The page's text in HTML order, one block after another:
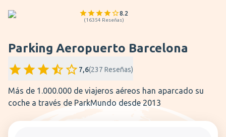
8.2
(16354 Reseñas)
Parking Aeropuerto Barcelona
7,6(237 Reseñas)
Más de 1.000.000 de viajeros aéreos han aparcado su
coche a través de ParkMundo desde 2013